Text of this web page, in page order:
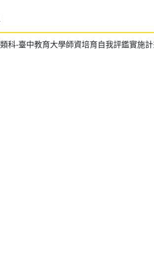
科-臺中教育大學師資培育自我評鑑實施